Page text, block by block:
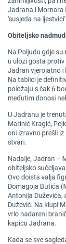
Jadrana i Mornara
‘susjeda na
Obiteljsko
Na Poljudu gdje su
u ulozi gosta
Jadran vjerojatno i
Na tablici je
položaju s čak 6
međutim donosi
U Jadranu je
Marinić Kragić,
oni izravno prešli
stvari.
Nadalje, Jadran –
obiteljsko
Ovo doista valja
Domagoja Butića
Antonija Duževića,
Dužević. Na klupi
vrlo nadareni
kapicu Jadrana.
Kada se sve